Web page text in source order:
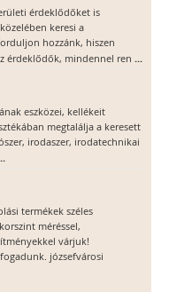
érdeklődőket is
keresi a
hozzánk, hiszen
érdeklődők, mindennel ren ...
eszközei, kellékeit
megtalálja a keresett
irodaszer, irodatechnikai
termékek széles
méréssel,
várjuk!
józsefvárosi